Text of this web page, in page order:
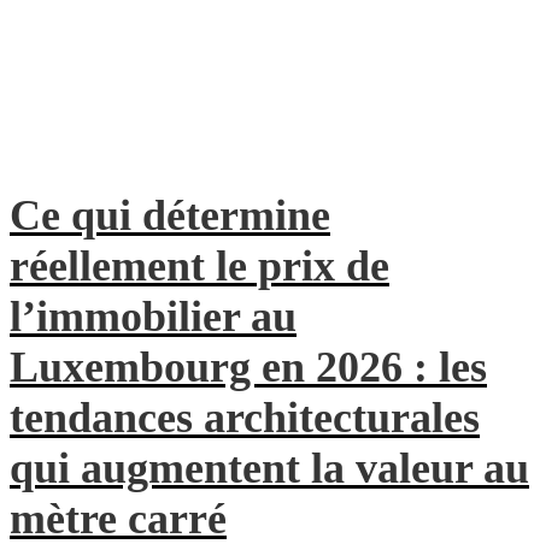
Ce qui détermine
réellement le prix de
l’immobilier au
Luxembourg en 2026 : les
tendances architecturales
qui augmentent la valeur au
mètre carré